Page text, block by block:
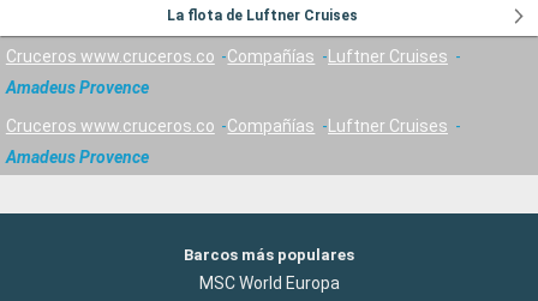
La flota de Luftner Cruises
Cruceros www.cruceros.co Compañías
Luftner Cruises
Amadeus Provence
Cruceros www.cruceros.co Compañías
Luftner Cruises
Amadeus Provence
Barcos más populares
MSC World Europa